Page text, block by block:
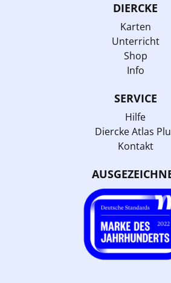
DIERCKE
Karten
Unterricht
Shop
Info
SERVICE
Hilfe
Diercke Atlas
Kontakt